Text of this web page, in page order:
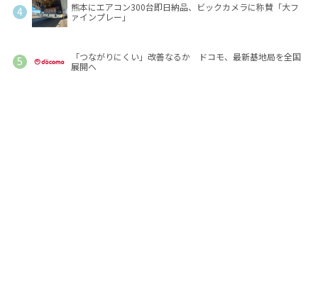
熊本にエアコン300台即日納品、ビックカメラに称賛「大フ
ァインプレー」
「つながりにくい」改善なるか ドコモ、最新基地局を全国
展開へ